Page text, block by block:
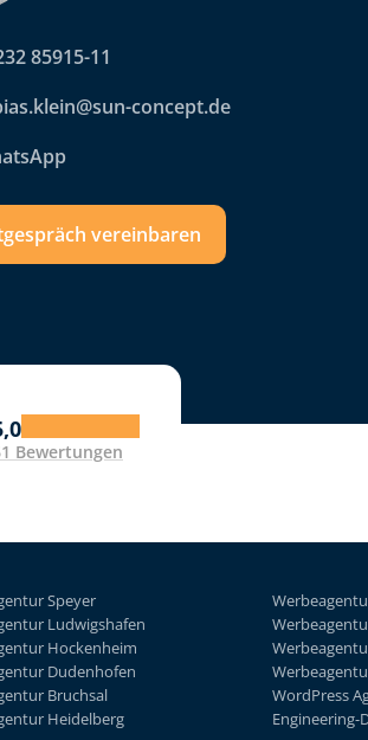
85915-11
concept.de
vereinbaren
Bewertungen
Speyer
Ludwigshafen
Hockenheim
Dudenhofen
Bruchsal
Heidelberg
WordPress
Engineering-